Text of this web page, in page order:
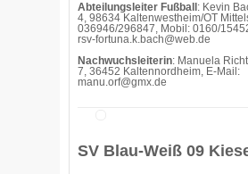
Abteilungsleiter Fußball : Kevin
4, 98634 Kaltenwestheim/OT
036946/296847, Mobil: 0160/
rsv-fortuna.k.bach@web.de
Nachwuchsleiterin: Manuela
7, 36452 Kaltennordheim, E-Mail:
manu.orf@gmx.de
SV Blau-Weiß 09